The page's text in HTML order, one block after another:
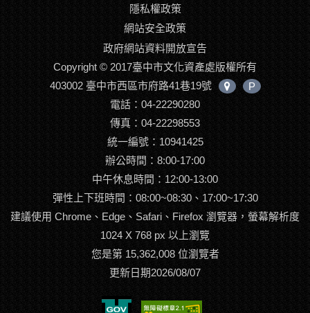
隱私權政策
網站安全政策
政府網站資料開放宣告
Copyright © 2017臺中市文化資產處版權所有
403002 臺中市西區市府路41巷19號
中
P
電話：04-22290280
傳真：04-22298553
統一編號：10941425
辦公時間：8:00-17:00
中午休息時間：12:00-13:00
彈性上下班時間：08:00~08:30、17:00~17:30
建議使用 Chrome、Edge、Safari、Firefox 瀏覽器，螢幕解析度
1024 X 768 px 以上瀏覽
您是第 15,362,008 位瀏覽者
更新日期2026/08/07